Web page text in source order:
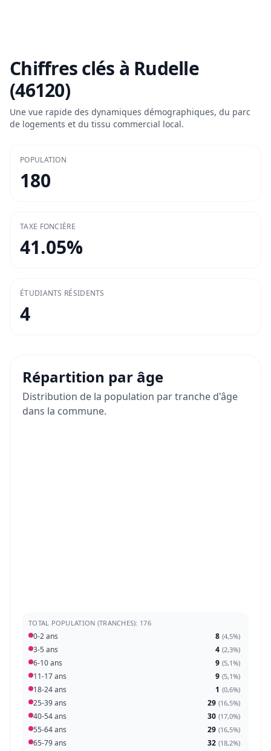
Chiffres clés à Rudelle
(46120)
Une vue rapide des dynamiques démographiques, du parc
de logements et du tissu commercial local.
POPULATION
180
TAXE FONCIÈRE
41.05%
ÉTUDIANTS RÉSIDENTS
4
Répartition par âge
Distribution de la population par tranche d'âge
dans la commune.
TOTAL POPULATION (TRANCHES): 176
0-2 ans 8 (4,5%)
3-5 ans 4 (2,3%)
6-10 ans 9 (5,1%)
11-17 ans 9 (5,1%)
18-24 ans 1 (0,6%)
25-39 ans 29 (16,5%)
40-54 ans 30 (17,0%)
55-64 ans 29 (16,5%)
65-79 ans 32 (18,2%)